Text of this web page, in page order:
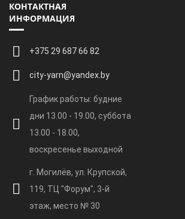
КОНТАКТНАЯ
ИНФОРМАЦИЯ
+375 29 687 66 82
city-yarn@yandex.by
График работы: будние
дни 13.00 - 19.00, суббота
13.00 - 18.00,
воскресенье выходной
г. Могилёв, ул. Крупской,
119, ТЦ "Форум", 3-й
этаж, место № 30